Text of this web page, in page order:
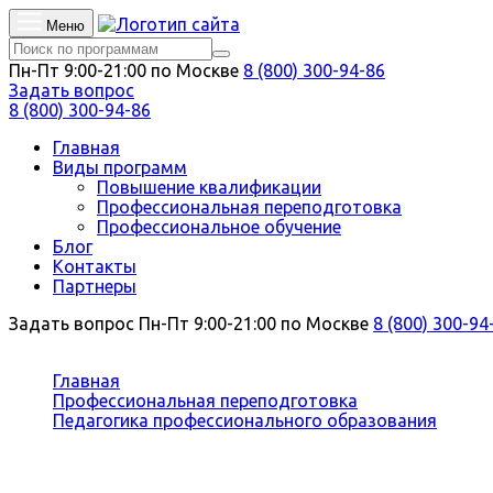
Меню
Пн-Пт 9:00-21:00 по Москве 8 (800) 300-94-86
Задать вопрос
8 (800) 300-94-86
Главная
Виды программ
Повышение квалификации
Профессиональная переподготовка
Профессиональное обучение
Блог
Контакты
Партнеры
Задать вопрос Пн-Пт 9:00-21:00 по Москве 8 (800) 300-
Главная
Профессиональная переподготовка
Педагогика профессионального образования